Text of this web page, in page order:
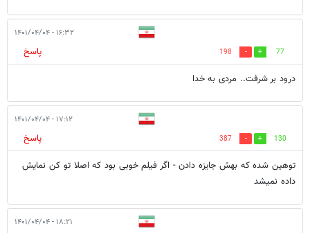
۱۶:۳۲ - ۱۴۰۱/۰۴/۰۴
77
198
پاسخ
درود بر شرفت.. مردی به خدا
۱۷:۱۲ - ۱۴۰۱/۰۴/۰۴
130
387
پاسخ
توهین شده که بهش جایزه دادن - اگر فیلم خوبی بود که اصلا تو کن نمایش
داده نمیشد
۱۸:۲۱ - ۱۴۰۱/۰۴/۰۴